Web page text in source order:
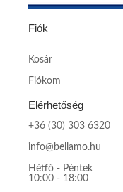
Fiók
Kosár
Fiókom
Elérhetőség
+36 (30) 303 6320
info@bellamo.hu
Hétfő - Péntek
10:00 - 18:00